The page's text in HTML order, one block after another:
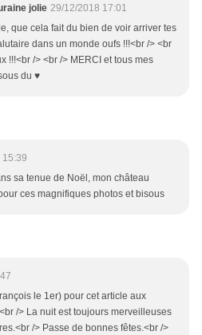
jolie 29/12/2018 17:01
que cela fait du bien de voir arriver tes
dans un monde oufs !!!<br /> <br
!!!<br /> <br /> MERCI et tous mes
du ♥
sa tenue de Noël, mon château
ces magnifiques photos et bisous
le 1er) pour cet article aux
/> La nuit est toujours merveilleuses
/> Passe de bonnes fêtes.<br />